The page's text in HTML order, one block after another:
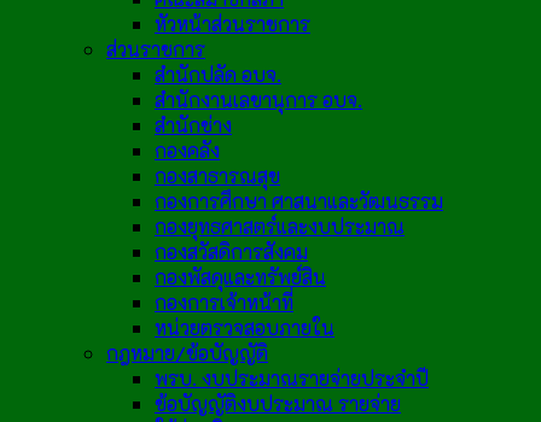
หัวหน้าส่วนราชการ
ส่วนราชการ
สำนักปลัด อบจ.
สำนักงานเลขานุการ อบจ.
สำนักช่าง
กองคลัง
กองสาธารณสุข
กองการศึกษา ศาสนาและวัฒนธรรม
กองยุทธศาสตร์และงบประมาณ
กองสวัสดิการสังคม
กองพัสดุและทรัพย์สิน
กองการเจ้าหน้าที่
หน่วยตรวจสอบภายใน
กฎหมาย/ข้อบัญญัติ
พรบ. งบประมาณรายจ่ายประจำปี
ข้อบัญญัติงบประมาณ รายจ่าย